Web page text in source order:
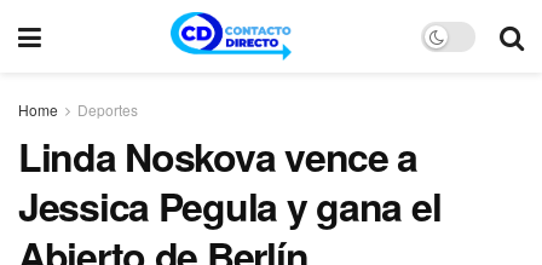
Home Deportes
Linda Noskova vence a
Jessica Pegula y gana el